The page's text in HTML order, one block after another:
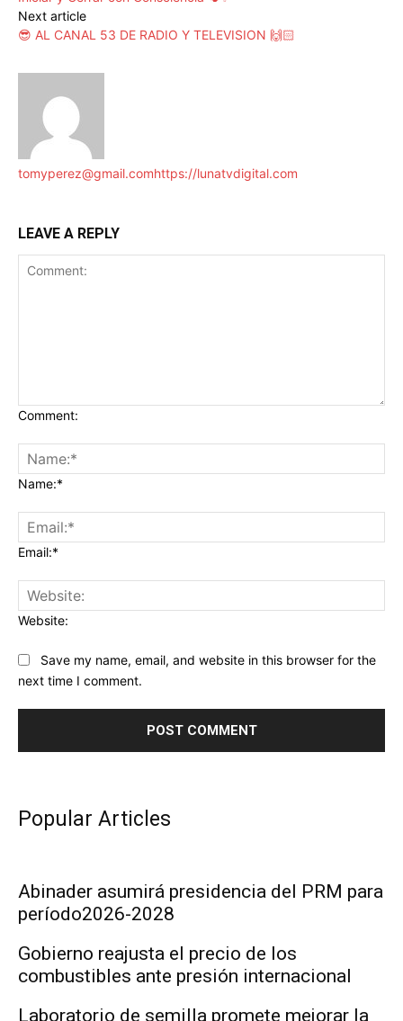
Next article
😎 AL CANAL 53 DE RADIO Y TELEVISION 🙌🏻
tomyperez@gmail.comhttps://lunatvdigital.com
LEAVE A REPLY
Comment:
Name:*
Email:*
Website:
Save my name, email, and website in this browser for the
next time I comment.
Popular Articles
Abinader asumirá presidencia del PRM para
período2026-2028
Gobierno reajusta el precio de los
combustibles ante presión internacional
Laboratorio de semilla promete mejorar la